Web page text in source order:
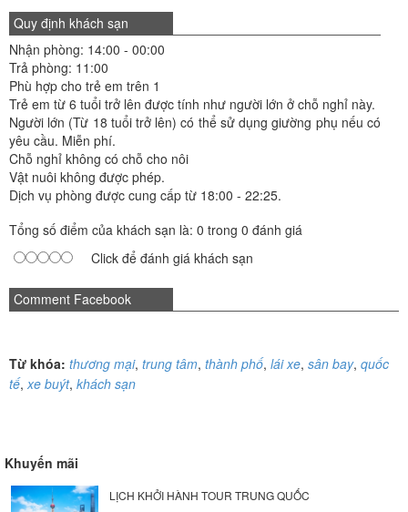
Quy định khách sạn
Nhận phòng: 14:00 - 00:00
Trả phòng: 11:00
Phù hợp cho trẻ em trên 1
Trẻ em từ 6 tuổi trở lên được tính như người lớn ở chỗ nghỉ này.
Người lớn (Từ 18 tuổi trở lên) có thể sử dụng giường phụ nếu có
yêu cầu. Miễn phí.
Chỗ nghỉ không có chỗ cho nôi
Vật nuôi không được phép.
Dịch vụ phòng được cung cấp từ 18:00 - 22:25.
Tổng số điểm của khách sạn là: 0 trong 0 đánh giá
Click để đánh giá khách sạn
Comment Facebook
Từ khóa: thương mại, trung tâm, thành phố, lái xe, sân bay, quốc
tế,xe buýt, khách sạn
Khuyến mãi
LỊCH KHỞI HÀNH TOUR TRUNG QUỐC